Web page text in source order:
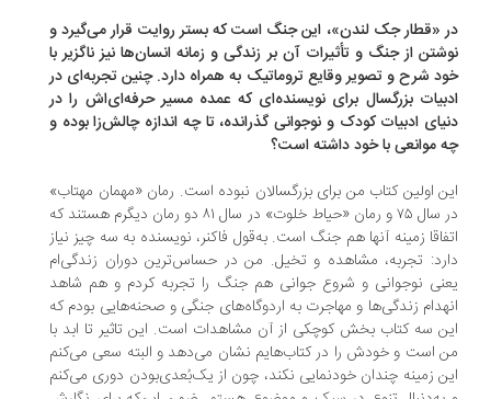
«قطار جک لندن»، این جنگ است که بستر روایت قرار می‌گیرد و
از جنگ و تأثیرات آن بر زندگی و زمانه‌ انسان‌ها نیز ناگزیر با
شرح و تصویر وقایع تروماتیک به همراه دارد. چنین تجربه‌ای در
بزرگسال برای نویسنده‌ای که عمده‌ مسیر حرفه‌ای‌اش را در
ادبیات کودک و نوجوانی گذرانده، تا چه اندازه چالش‌زا بوده و
موانعی با خود داشته است؟
اولین کتاب من برای بزرگسالان نبوده است. رمان «مهمان مهتاب»
در سال ۷۵ و رمان «حیاط خلوت» در سال ۸۱ دو رمان دیگرم هستند که
زمینه‌ آنها هم جنگ است. به‌قول فاکنر، نویسنده به سه چیز نیاز
تجربه، مشاهده و تخیل. من در حساس‌ترین دوران زندگی‌ام
نوجوانی و شروع جوانی هم جنگ را تجربه کردم و هم شاهد
زندگی‌ها و مهاجرت به اردوگاه‌های جنگی و صحنه‌هایی بودم که
سه کتاب بخش کوچکی از آن مشاهدات است. این تاثیر تا ابد با
است و خودش را در کتاب‌هایم نشان می‌دهد و البته سعی می‌کنم
زمینه چندان خودنمایی نکند، چون از یک‌بُعدی‌بودن دوری می‌کنم